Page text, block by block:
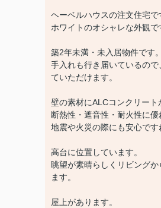
ヘーベルハウスの注文住宅で
ホワイトのオシャレな外観で
築2年未満・未入居物件です。
手入れも行き届いているの
ていただけます。
壁の素材にALCコンクリート
断熱性・遮音性・耐火性に優
地震や火災の際にも安心です
高台に位置しています。
眺望が素晴らしくリビングか
ます。
屋上があります。